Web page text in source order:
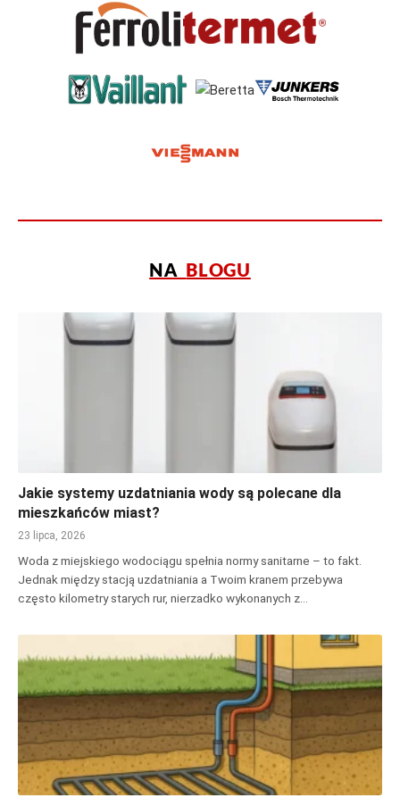
NA BLOGU
Jakie systemy uzdatniania wody są polecane dla
mieszkańców miast?
23 lipca, 2026
Woda z miejskiego wodociągu spełnia normy sanitarne – to fakt.
Jednak między stacją uzdatniania a Twoim kranem przebywa
często kilometry starych rur, nierzadko wykonanych z…